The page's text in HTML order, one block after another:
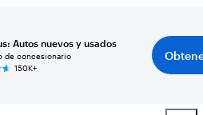
Autos nuevos y usados
de concesionario
150K+